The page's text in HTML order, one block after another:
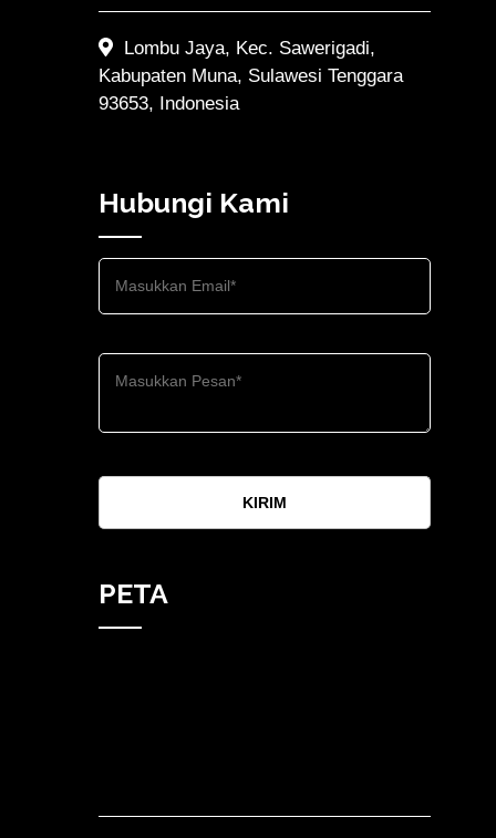
Lombu Jaya, Kec. Sawerigadi,
Kabupaten Muna, Sulawesi Tenggara
93653, Indonesia
Hubungi Kami
KIRIM
PETA